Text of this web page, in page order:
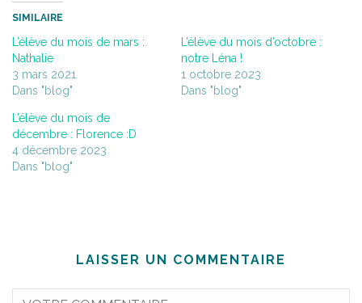
SIMILAIRE
L’élève du mois de mars :
Nathalie
3 mars 2021
Dans "blog"
L’élève du mois d’octobre :
notre Léna !
1 octobre 2023
Dans "blog"
L’élève du mois de
décembre : Florence :D
4 décembre 2023
Dans "blog"
LAISSER UN COMMENTAIRE